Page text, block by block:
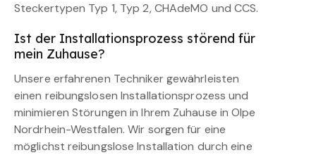
Steckertypen Typ 1, Typ 2, CHAdeMO und CCS.
Ist der Installationsprozess störend für
mein Zuhause?
Unsere erfahrenen Techniker gewährleisten
einen reibungslosen Installationsprozess und
minimieren Störungen in Ihrem Zuhause in Olpe
Nordrhein-Westfalen. Wir sorgen für eine
möglichst reibungslose Installation durch eine